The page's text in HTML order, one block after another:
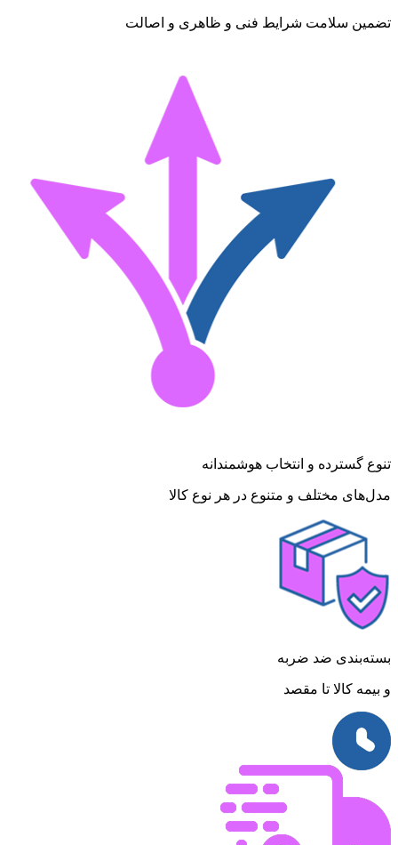
تضمین سلامت شرایط فنی و ظاهری و اصالت
تنوع گسترده و انتخاب هوشمندانه
مدل‌های مختلف و متنوع در هر نوع کالا
بسته‌بندی ضد ضربه
و بیمه کالا تا مقصد